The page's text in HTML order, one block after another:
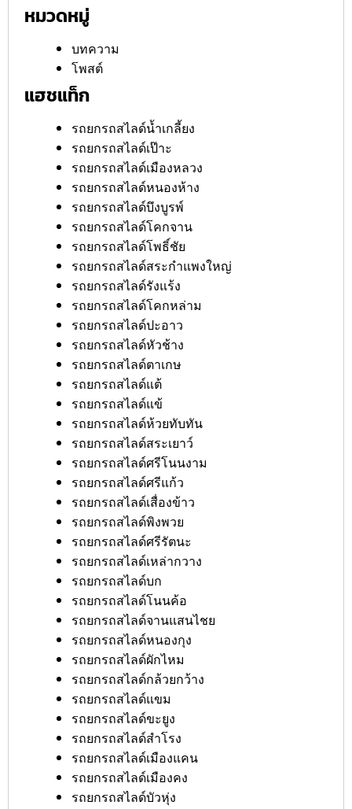
หมวดหมู่
บทความ
โพสต์
แฮชแท็ก
รถยกรถสไลด์น้ำเกลี้ยง
รถยกรถสไลด์เป๊าะ
รถยกรถสไลด์เมืองหลวง
รถยกรถสไลด์หนองห้าง
รถยกรถสไลด์บึงบูรพ์
รถยกรถสไลด์โคกจาน
รถยกรถสไลด์โพธิ์ชัย
รถยกรถสไลด์สระกำแพงใหญ่
รถยกรถสไลด์รังแร้ง
รถยกรถสไลด์โคกหล่าม
รถยกรถสไลด์ปะอาว
รถยกรถสไลด์หัวช้าง
รถยกรถสไลด์ตาเกษ
รถยกรถสไลด์แต้
รถยกรถสไลด์แข้
รถยกรถสไลด์ห้วยทับทัน
รถยกรถสไลด์สระเยาว์
รถยกรถสไลด์ศรีโนนงาม
รถยกรถสไลด์ศรีแก้ว
รถยกรถสไลด์เสื่องข้าว
รถยกรถสไลด์พิงพวย
รถยกรถสไลด์ศรีรัตนะ
รถยกรถสไลด์เหล่ากวาง
รถยกรถสไลด์บก
รถยกรถสไลด์โนนค้อ
รถยกรถสไลด์จานแสนไชย
รถยกรถสไลด์หนองกุง
รถยกรถสไลด์ผักไหม
รถยกรถสไลด์กล้วยกว้าง
รถยกรถสไลด์แขม
รถยกรถสไลด์ขะยูง
รถยกรถสไลด์สำโรง
รถยกรถสไลด์เมืองแคน
รถยกรถสไลด์เมืองคง
รถยกรถสไลด์บัวหุ่ง